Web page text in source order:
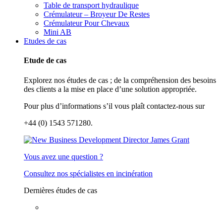
Table de transport hydraulique
Crémulateur – Broyeur De Restes
Crémulateur Pour Chevaux
Mini AB
Etudes de cas
Etude de cas
Explorez nos études de cas ; de la compréhension des besoins
des clients a la mise en place d’une solution appropriée.
Pour plus d’informations s’il vous plaît contactez-nous sur
+44 (0) 1543 571280.
Vous avez une question ?
Consultez nos spécialistes en incinération
Dernières études de cas